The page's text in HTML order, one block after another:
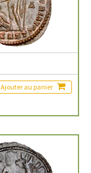
Ajouter au panier